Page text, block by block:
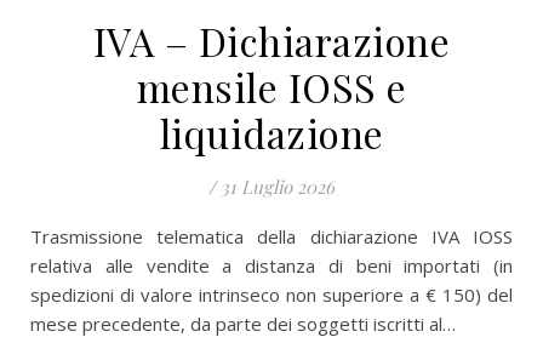
IVA – Dichiarazione
mensile IOSS e
liquidazione
/ 31 Luglio 2026
Trasmissione telematica della dichiarazione IVA IOSS
relativa alle vendite a distanza di beni importati (in
spedizioni di valore intrinseco non superiore a € 150) del
mese precedente, da parte dei soggetti iscritti al…